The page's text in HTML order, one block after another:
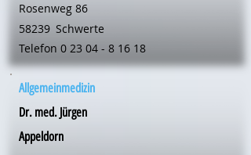
Rosenweg 86
58239 Schwerte
Telefon 0 23 04 - 8 16 18
Allgemeinmedizin
Dr. med. Jürgen
Appeldorn